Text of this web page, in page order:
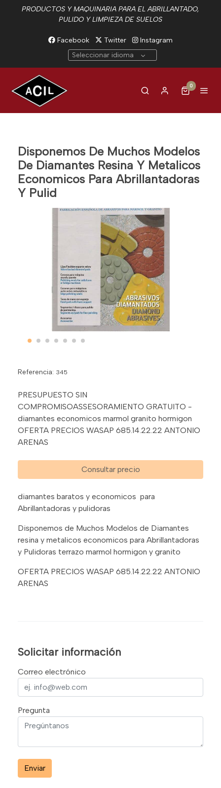
PRODUCTOS Y MAQUINARIA PARA EL ABRILLANTADO,
PULIDO Y LIMPIEZA DE SUELOS
Facebook Twitter
Instagram
Seleccionar idioma
0
Disponemos De Muchos Modelos
De Diamantes Resina Y Metalicos
Economicos Para Abrillantadoras
Y Pulid
Referencia: 345
PRESUPUESTO SIN
COMPROMISOASSESORAMIENTO GRATUITO -
diamantes economicos marmol granito hormigon
OFERTA PRECIOS WASAP 685.14.22.22 ANTONIO
ARENAS
Consultar precio
diamantes baratos y economicos para
Abrillantadoras y pulidoras
Disponemos de Muchos Modelos de Diamantes
resina y metalicos economicos para Abrillantadoras
y Pulidoras terrazo marmol hormigon y granito
OFERTA PRECIOS WASAP 685.14.22.22 ANTONIO
ARENAS
Solicitar información
Correo electrónico
Pregunta
Enviar